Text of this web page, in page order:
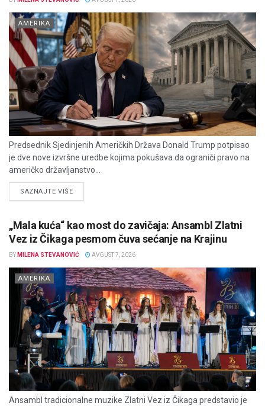
AMERIKA
Predsednik Sjedinjenih Američkih Država Donald Trump potpisao
je dve nove izvršne uredbe kojima pokušava da ograniči pravo na
američko državljanstvo...
SAZNAJTE VIŠEDETAILS
„Mala kuća“ kao most do zavičaja: Ansambl Zlatni
Vez iz Čikaga pesmom čuva sećanje na Krajinu
BY MILENA STEVANOVIĆ AVGUST 7, 2026
AMERIKA
Ansambl tradicionalne muzike Zlatni Vez iz Čikaga predstavio je